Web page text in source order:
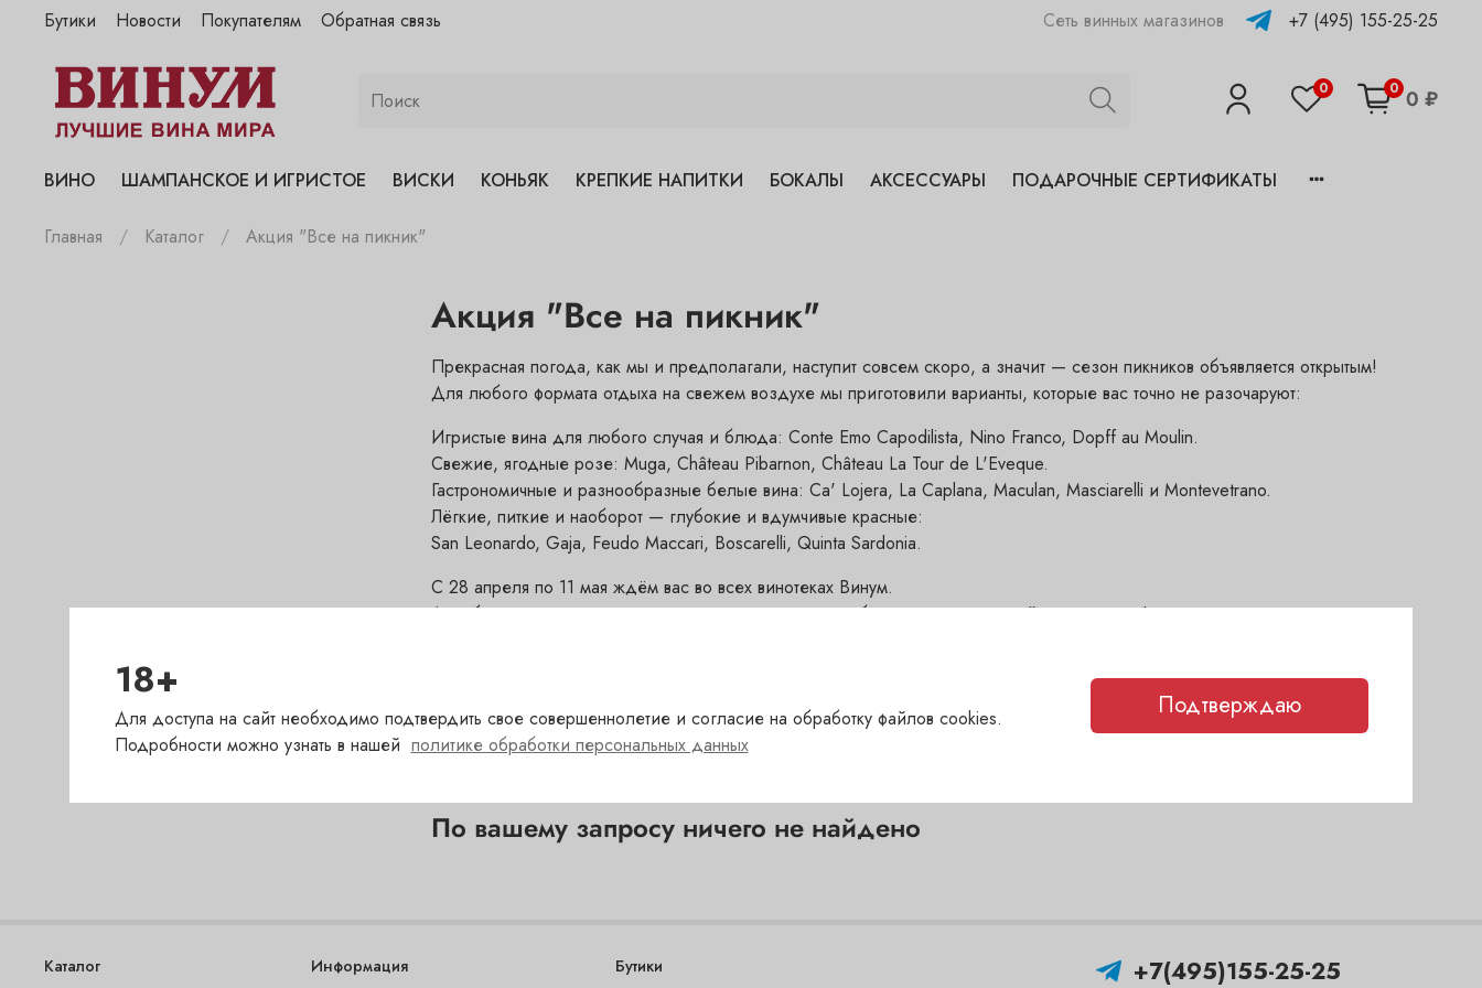
Бутики
"Винум" на Полянке
"Винум" на Гранатном
"Винум" на Сухаревском
"Винум" на Садовнической
Новости Покупателям Обратная связь Сеть винных магазинов +7 (495) 155-25-25
0 0 0 ₽
ВИНО ШАМПАНСКОЕ И ИГРИСТОЕ ВИСКИ КОНЬЯК КРЕПКИЕ НАПИТКИ БОКАЛЫ АКСЕССУАРЫ ПОДАРОЧНЫЕ СЕРТИФИКАТЫ
Главная Каталог Акция "Все на пикник"
Акция "Все на пикник"
Прекрасная погода, как мы и предполагали, наступит совсем скоро, а значит — сезон пикников объявляется открытым!
Для любого формата отдыха на свежем воздухе мы приготовили варианты, которые вас точно не разочаруют:
Игристые вина для любого случая и блюда: Conte Emo Capodilista, Nino Franco, Dopff au Moulin.
Свежие, ягодные розе: Muga, Château Pibarnon, Château La Tour de L'Eveque.
Гастрономичные и разнообразные белые вина: Ca' Lojera, La Caplana, Maculan, Masciarelli и Montevetrano.
Лёгкие, питкие и наоборот — глубокие и вдумчивые красные:
San Leonardo, Gaja, Feudo Maccari, Boscarelli, Quinta Sardonia.
С 28 апреля по 11 мая ждём вас во всех винотеках Винум.
А чтобы весеннее настроение вас не покидало, на избранные позиции действует скидка!
По вашему запросу ничего не найдено
Каталог Информация Бутики +7(495)155-25-25
18+
Для доступа на сайт необходимо подтвердить свое совершеннолетие и согласие на обработку файлов cookies.
Подробности можно узнать в нашей политике обработки персональных данных
Подтверждаю